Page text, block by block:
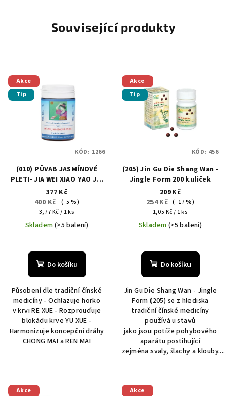
Související produkty
Akce
Tip
(010) PŮVAB JASMÍNOVÉ
PLETI- JIA WEI XIAO YAO JIA
JIAN WAN 100 tablet
377 Kč
400 Kč
(–5 %)
Měrná
cena:
3,77 Kč / 1 ks
Skladem (>5 balení)
Do košíku
Působení dle tradiční čínské
medicíny - Ochlazuje horko
v krvi RE XUE - Rozprouďuje
blokádu krve YU XUE -
Harmonizuje koncepční dráhy
CHONG MAI a REN MAI
KÓD: 1266
Akce
Tip
(205) Jin Gu Die Shang Wan -
Jingle Form 200 kuliček
209 Kč
254 Kč (–17 %)
Měrná
cena:
1,05 Kč / 1 ks
Skladem (>5 balení)
Do košíku
Jin Gu Die Shang Wan - Jingle
Form (205) se z hlediska
tradiční čínské medicíny
používá u stavů
jako jsou potíže pohybového
aparátu postihující
zejména svaly, šlachy a klouby....
KÓD: 456
Akce Akce